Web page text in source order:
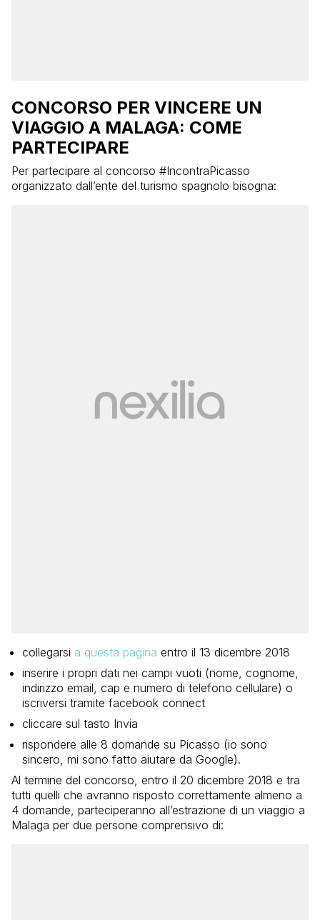
CONCORSO PER VINCERE UN
VIAGGIO A MALAGA: COME
PARTECIPARE
Per partecipare al concorso #IncontraPicasso
organizzato dall’ente del turismo spagnolo bisogna:
collegarsi a questa pagina entro il 13 dicembre 2018
inserire i propri dati nei campi vuoti (nome, cognome,
indirizzo email, cap e numero di telefono cellulare) o
iscriversi tramite facebook connect
cliccare sul tasto Invia
rispondere alle 8 domande su Picasso (io sono
sincero, mi sono fatto aiutare da Google).
Al termine del concorso, entro il 20 dicembre 2018 e tra
tutti quelli che avranno risposto correttamente almeno a
4 domande, parteciperanno all’estrazione di un viaggio a
Malaga per due persone comprensivo di: